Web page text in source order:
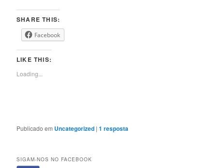
SHARE THIS:
Facebook
LIKE THIS:
Loading...
Publicado em Uncategorized |1 resposta
SIGAM-NOS NO FACEBOOK